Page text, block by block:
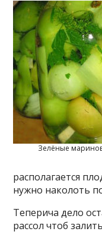
Зелёные
располагается
нужно наколоть
Теперича дело
рассол чтоб